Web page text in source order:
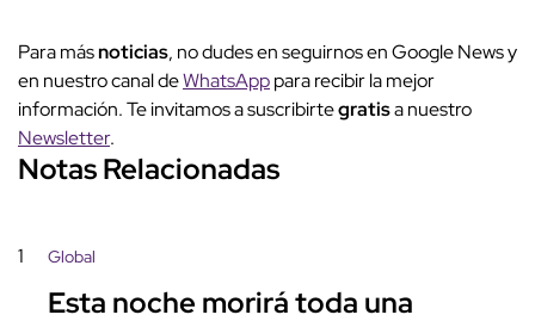
Para másnoticias, no dudes en seguirnos en Google News y
en nuestro canal deWhatsApppara recibir la mejor
información. Te invitamos a suscribirtegratisa nuestro
Newsletter.
Notas Relacionadas
1 Global
Esta noche morirá toda una